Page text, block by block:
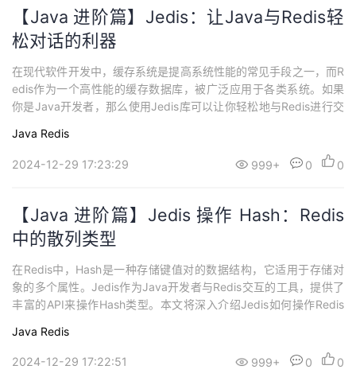
【Java 进阶篇】Jedis：让Java与Redis轻
松对话的利器
在现代软件开发中，缓存系统是提高系统性能的常见手段之一，而R
edis作为一个高性能的缓存数据库，被广泛应用于各类系统。如果
你是Java开发者，那么使用Jedis库可以让你轻松地与Redis进行交
详细的解释，让你能够迅速上手并熟练运用Jedis。 Jedis简介Jedis
是一个用于与Redis服务器通信的Java库。它提供了简单的...
Java Redis
2024-12-29 17:23:29 999+ 0 0
【Java 进阶篇】Jedis 操作 Hash：Redis
中的散列类型
在Redis中，Hash是一种存储键值对的数据结构，它适用于存储对
象的多个属性。Jedis作为Java开发者与Redis交互的工具，提供了
丰富的API来操作Hash类型。本文将深入介绍Jedis如何操作Redis
掌握Jedis中Hash的各种操作。 Jedis中Hash的基本操作 1. 存储和
获取数据在Redis中，可以使用HSE...
Java Redis
2024-12-29 17:22:51 999+ 0 0